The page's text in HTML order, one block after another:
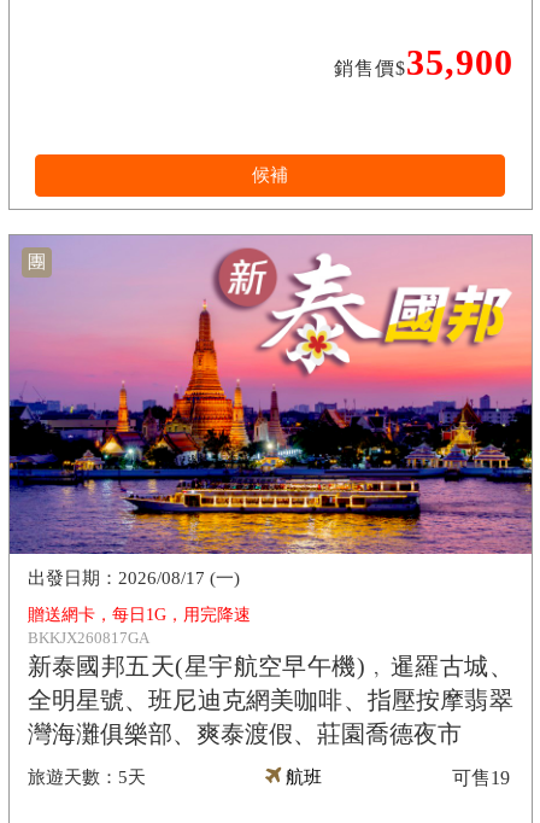
銷售價$35,900
候補
團
贈送網卡，每日1G，用完降速
BKKJX260817GA
新泰國邦五天(星宇航空早午機)﹐暹羅古城、
全明星號、班尼迪克網美咖啡、指壓按摩翡翠
灣海灘俱樂部、爽泰渡假、莊園喬德夜市
5天
2026/08/17 (一)
航班 可售19